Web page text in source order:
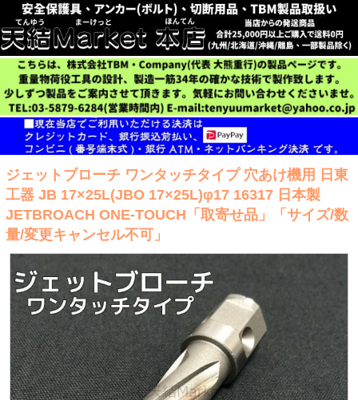
ジェットブローチ ワンタッチタイプ 穴あけ機用 日東
工器 JB 17×25L(JBO 17×25L)φ17 16317 日本製
JETBROACH ONE-TOUCH「取寄せ品」「サイズ/数
量/変更キャンセル不可」